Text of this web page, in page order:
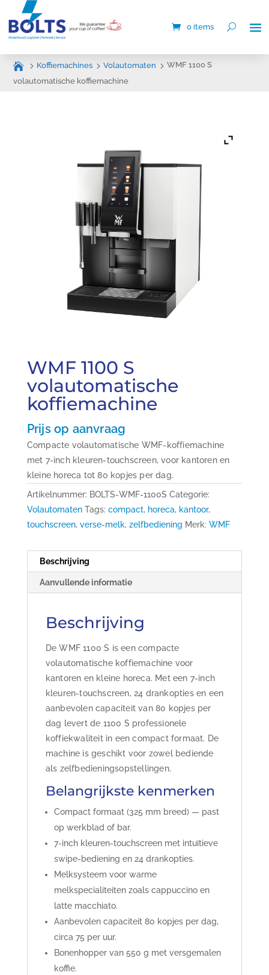
0 items
Koffiemachines Volautomaten
WMF 1100 S
volautomatische koffiemachine
WMF 1100 S
volautomatische
koffiemachine
Prijs op aanvraag
Compacte volautomatische WMF-koffiemachine
met 7-inch kleuren-touchscreen, voor kantoren en
kleine horeca tot 80 kopjes per dag.
Artikelnummer: BOLTS-WMF-1100S Categorie:
Volautomaten Tags: compact, horeca, kantoor,
touchscreen, verse-melk, zelfbediening Merk: WMF
Beschrijving
Aanvullende informatie
Beschrijving
De WMF 1100 S is een compacte
volautomatische koffiemachine voor
kantoren en kleine horeca. Met een 7-inch
kleuren-touchscreen, 24 drankopties en een
aanbevolen capaciteit van 80 kopjes per
dag levert de 1100 S professionele
koffiekwaliteit in een compact formaat. De
machine is geschikt voor zowel bediende
als zelfbedieningsopstellingen.
Belangrijkste kenmerken
Compact formaat (325 mm breed) — past
op werkblad of bar.
7-inch kleuren-touchscreen met intuïtieve
swipe-bediening en 24 drankopties.
Melksysteem voor warme
melkspecialiteiten zoals cappuccino en
latte macchiato.
Aanbevolen capaciteit 80 kopjes per dag,
circa 75 per uur.
Bonenhopper van 550 g met versgemalen
koffie.